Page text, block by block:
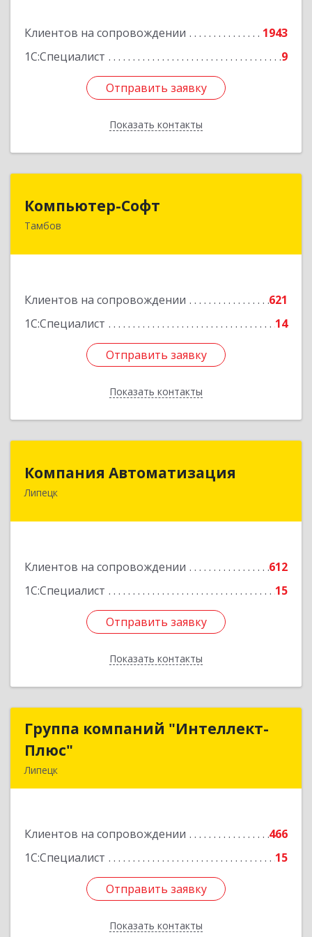
Клиентов на сопровождении
1943
1С:Специалист
9
Отправить заявку
Показать контакты
Отправить заявку
Назад
Компьютер-Софт
Тамбов
Клиентов на сопровождении
621
1С:Специалист
14
Отправить заявку
Показать контакты
392000, Тамбовская обл, Тамбов г, Советская
Отправить заявку
Назад
Компания Автоматизация
Липецк
Клиентов на сопровождении
612
1С:Специалист
15
Отправить заявку
Показать контакты
398001, Липецкая обл, Липецк г, Победы пл,
Отправить заявку
Назад
Группа компаний "Интеллект-
Плюс"
Липецк
Клиентов на сопровождении
466
1С:Специалист
15
Отправить заявку
Показать контакты
Группа компаний "Интеллект-
Подробнее
Отправить заявку
Назад